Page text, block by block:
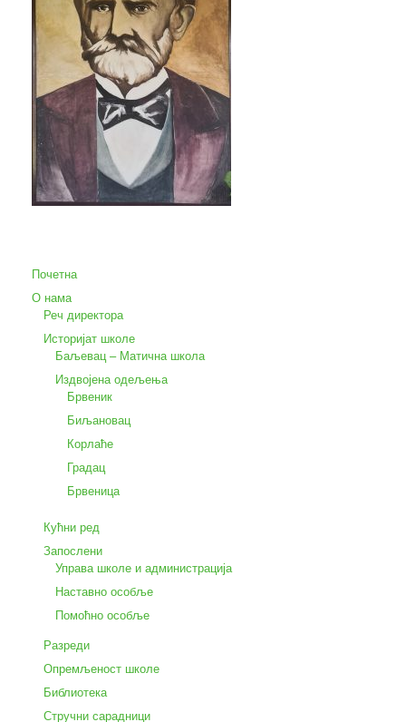
Почетна
О нама
Реч директора
Историјат школе
Баљевац – Матична школа
Издвојена одељења
Брвеник
Биљановац
Корлаће
Градац
Брвеница
Кућни ред
Запослени
Управа школе и администрација
Наставно особље
Помоћно особље
Разреди
Опремљеност школе
Библиотека
Стручни сарадници